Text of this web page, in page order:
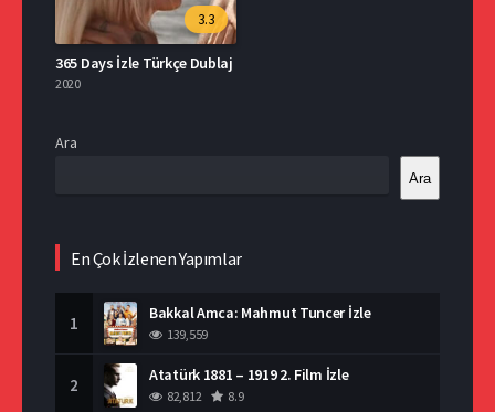
3.3
365 Days İzle Türkçe Dublaj
2020
Ara
Ara
En Çok İzlenen Yapımlar
1 Bakkal Amca: Mahmut Tuncer İzle
139,559
2 Atatürk 1881 – 1919 2. Film İzle
82,812 8.9